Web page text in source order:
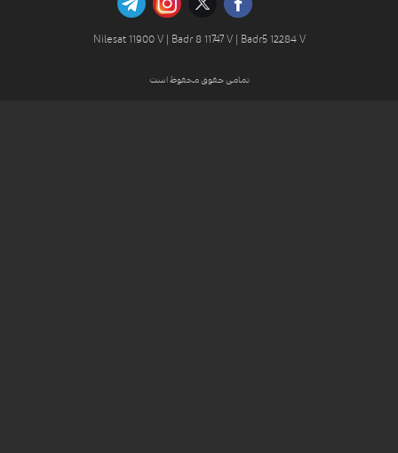
Nilesat 11900 V | Badr 8 11747 V | Badr5 12284 V
تمامی حقوق محفوظ است